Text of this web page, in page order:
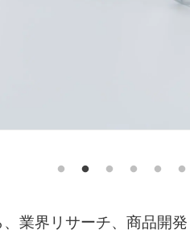
業界リサーチ、商品開